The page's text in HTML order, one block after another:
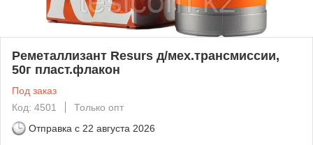
Реметаллизант Resurs д/мех.трансмиссии,
50г пласт.флакон
Под заказ
Код: 4501
Только опт
Отправка с 22 августа 2026